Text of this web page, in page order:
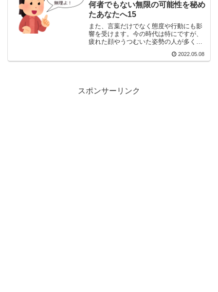
何者でもない無限の可能性を秘め
たあなたへ15
また、言葉だけでなく態度や行動にも影
響を受けます。今の時代は特にですが、
疲れた顔やうつむいた姿勢の人が多く、
ませんよね。そんな人たちたちを日々見
2022.05.08
スポンサーリンク